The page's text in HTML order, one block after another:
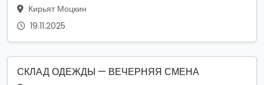
Кирьят Моцкин
19.11.2025
СКЛАД ОДЕЖДЫ — ВЕЧЕРНЯЯ СМЕНА